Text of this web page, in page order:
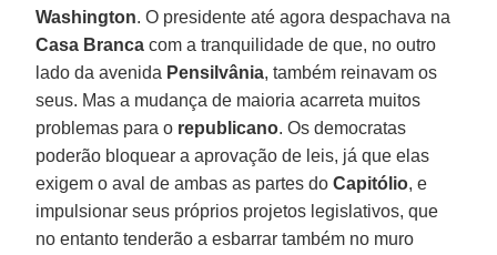
Washington. O presidente até agora despachava na
Casa Branca com a tranquilidade de que, no outro
lado da avenida Pensilvânia, também reinavam os
seus. Mas a mudança de maioria acarreta muitos
problemas para o republicano. Os democratas
poderão bloquear a aprovação de leis, já que elas
exigem o aval de ambas as partes doCapitólio, e
impulsionar seus próprios projetos legislativos, que
no entanto tenderão a esbarrar também no muro